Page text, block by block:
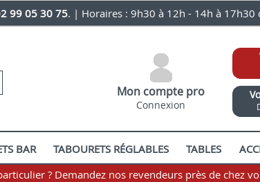
99 05 30 75. | Horaires : 9h30 à 12h - 14h à 17h30
Mon compte pro
Connexion
BAR TABOURETS RÉGLABLES TABLES
? Demandez nos revendeurs près de chez